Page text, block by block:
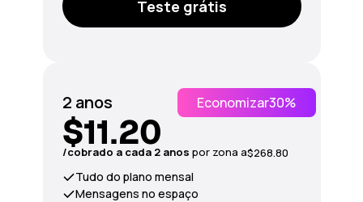
Teste grátis
2 anos Economizar30%
$11.20
/сobrado a cada 2 anos por zona a$268.80
Tudo do plano mensal
Mensagens no espaço